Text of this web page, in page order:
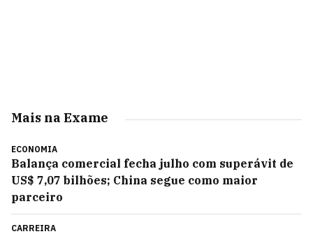
Mais na Exame
ECONOMIA
Balança comercial fecha julho com superávit de
US$ 7,07 bilhões; China segue como maior
parceiro
CARREIRA